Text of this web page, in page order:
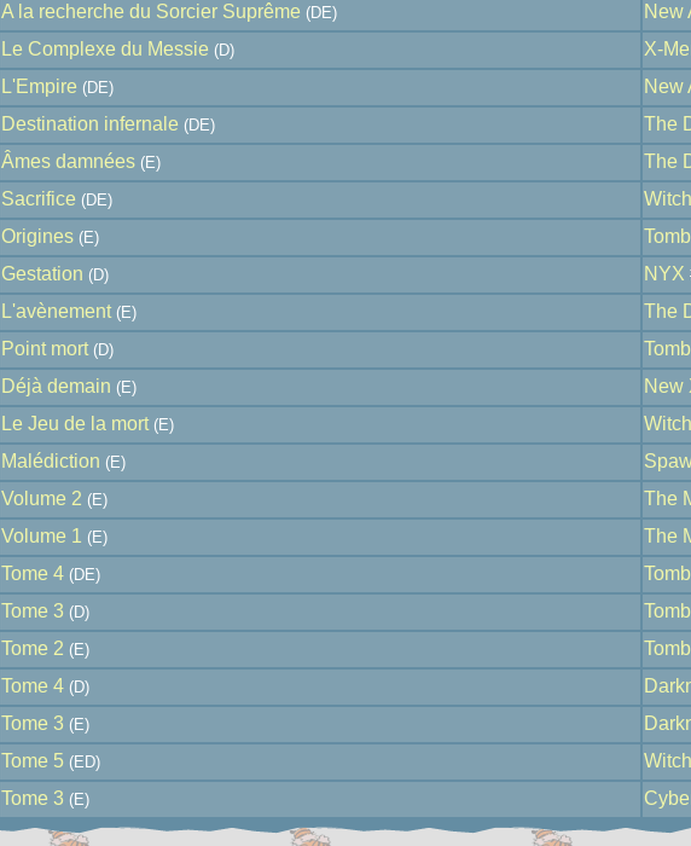
A la recherche du Sorcier Suprême (DE) New
Le Complexe du Messie (D) X-
L'Empire (DE) New
Destination infernale (DE) The
Âmes damnées (E) The
Sacrifice (DE)
Origines (E)
Gestation (D) NYX
L'avènement(E) The
Point mort(D)
Déjà demain (E) New
Le Jeu de la mort(E)
Malédiction (E)
Volume 2 (E) The
Volume 1 (E) The
Tome 4 (DE)
Tome 3 (D)
Tome 2 (E)
Tome 4 (D)
Tome 3 (E)
Tome 5 (ED)
Tome 3 (E)